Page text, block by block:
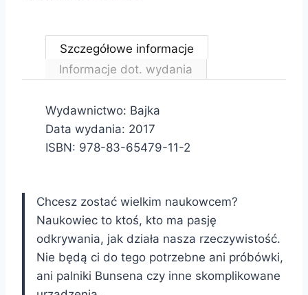
Szczegółowe informacje
Informacje dot. wydania
Wydawnictwo: Bajka
Data wydania: 2017
ISBN: 978-83-65479-11-2
Chcesz zostać wielkim naukowcem?
Naukowiec to ktoś, kto ma pasję
odkrywania, jak działa nasza rzeczywistość.
Nie będą ci do tego potrzebne ani próbówki,
ani palniki Bunsena czy inne skomplikowane